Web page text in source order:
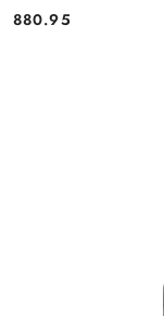
Cena:
880.95